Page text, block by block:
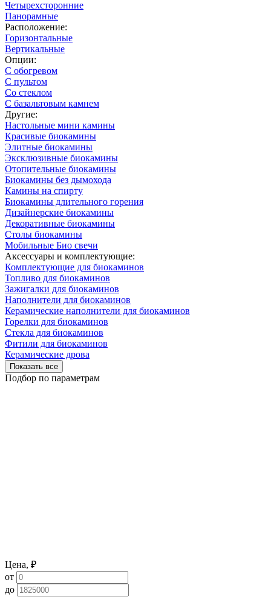
Четырехсторонние
Панорамные
Расположение:
Горизонтальные
Вертикальные
Опции:
С обогревом
С пультом
Со стеклом
С базальтовым камнем
Другие:
Настольные мини камины
Красивые биокамины
Элитные биокамины
Эксклюзивные биокамины
Отопительные биокамины
Биокамины без дымохода
Камины на спирту
Биокамины длительного горения
Дизайнерские биокамины
Декоративные биокамины
Столы биокамины
Мобильные Био свечи
Аксессуары и комплектующие:
Комплектующие для биокаминов
Топливо для биокаминов
Зажигалки для биокаминов
Наполнители для биокаминов
Керамические наполнители для биокаминов
Горелки для биокаминов
Стекла для биокаминов
Фитили для биокаминов
Керамические дрова
Показать все
Подбор по параметрам
Цена, ₽
от
до